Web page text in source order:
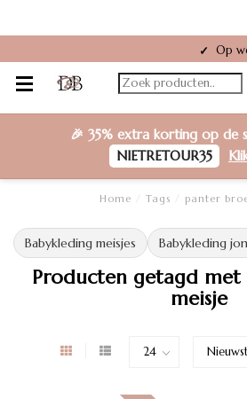
✓ Op
🎉 35% extra kortingop de
NIETRETOUR35
Home Tags panter
Babykleding meisjes Babykleding
Producten getagd
meisje